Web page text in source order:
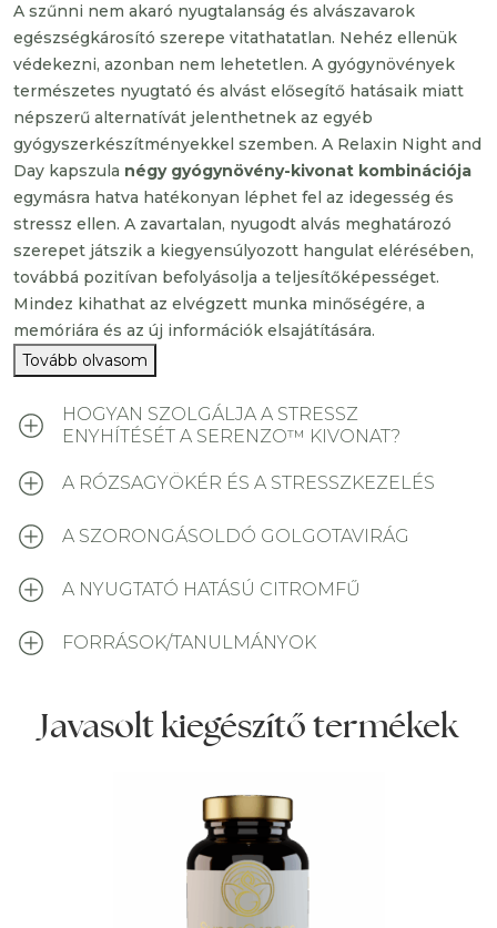
A szűnni nem akaró nyugtalanság és alvászavarok
egészségkárosító szerepe vitathatatlan. Nehéz ellenük
védekezni, azonban nem lehetetlen. A gyógynövények
természetes nyugtató és alvást elősegítő hatásaik miatt
népszerű alternatívát jelenthetnek az egyéb
gyógyszerkészítményekkel szemben. A Relaxin Night and
Day kapszula négy gyógynövény-kivonat kombinációja
egymásra hatva hatékonyan léphet fel az idegesség és
stressz ellen. A zavartalan, nyugodt alvás meghatározó
szerepet játszik a kiegyensúlyozott hangulat elérésében,
továbbá pozitívan befolyásolja a teljesítőképességet.
Mindez kihathat az elvégzett munka minőségére, a
memóriára és az új információk elsajátítására.
Tovább olvasom
HOGYAN SZOLGÁLJA A STRESSZ
ENYHÍTÉSÉT A SERENZO™ KIVONAT?
A RÓZSAGYÖKÉR ÉS A STRESSZKEZELÉS
A SZORONGÁSOLDÓ GOLGOTAVIRÁG
A NYUGTATÓ HATÁSÚ CITROMFŰ
FORRÁSOK/TANULMÁNYOK
Javasolt kiegészítő termékek